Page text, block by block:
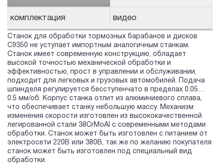
комплектация видео
Станок для обработки тормозных барабанов и дисков
С9350 не уступает импортным аналогичным станкам.
Станок имеет современную конструкцию, обладает
высокой точностью механической обработки и
эффективностью, прост в управлении и обслуживании,
подходит для легковых и грузовых автомобилей. Подача
шпинделя регулируется бесступенчато в пределах 0.05…
0.5 мм/об. Корпус станка отлит из алюминиевого сплава,
что обеспечивает станку небольшую массу. Механизм
изменения скорости изготовлен из высококачественной
легированной стали 38CrMoAl с современными методами
обработки. Станок может быть изготовлен с питанием от
электросети 220В или 380В, так же по желанию покупателя
станок может быть изготовлен под специальный вид
обработки.